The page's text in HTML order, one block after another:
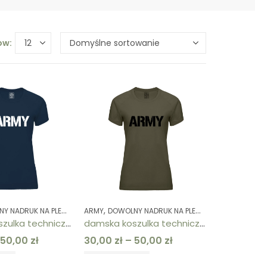
/ TWÓJ NADRUK,TECHNICZNE,TECHNICZNE
,KOSZULKI,ODZIEŻ DAMSKA,PERSONALIZOWANE / TWÓJ NADRUK
NADRUK NA PLECACH ,KOLEKCJE,KOSZULKI,KOSZULKI,ODZIEŻ DAMSKA
damska koszulka techniczna granatowa ARMY
50,00 zł
ARMY, DOWOLNY NADRUK NA PLECACH
damska koszulka techniczna khaki ARMY
30,00 zł – 50,00 zł